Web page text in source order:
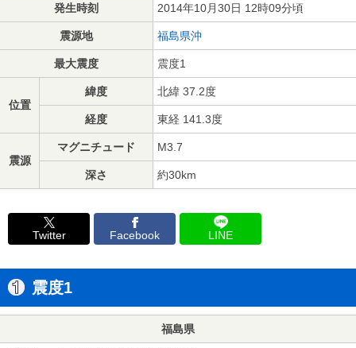
発生時刻 2014年10月30日 12時09分頃
震源地 福島県沖
最大震度 震度1
位置
緯度 北緯 37.2度
経度 東経 141.3度
震源
マグニチュード M3.7
深さ 約30km
Twitter Facebook LINE
震度1
福島県